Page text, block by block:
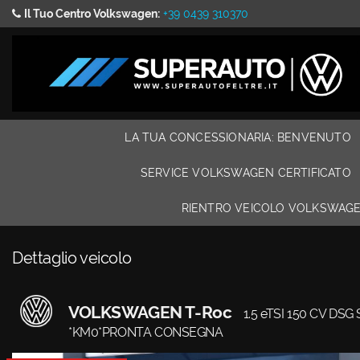
NUOVA VOLKSWAGEN
CERTIFICATO
LE OPINIONI DEI
NOSTRI CLIENTI
Il Tuo Centro Volkswagen: +39 0439 310370
LA TUA CONCESSIONARIA: BENVENUTO
SERVICE VOLKSWAGEN CERTIFICATO
RIENTRO VEICOLO
Dettaglio veicolo
VOLKSWAGEN T-Roc
1.5 eTSI 150 CV DSG
*KM0*PRONTA CONSEGNA
Le
preferenze
tue
preferenze
consenso
alle
tecnologie